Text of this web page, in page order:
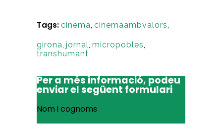
Tags: cinema, cinemaambvalors,
girona, jornal, micropobles,
transhumant
Per a més informació, podeu
enviar el següent formulari
Nom i cognoms